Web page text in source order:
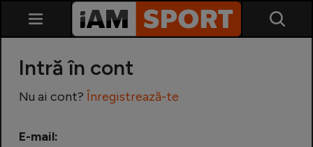
Intră în cont
Nu ai cont? Înregistrează-te
E-mail: